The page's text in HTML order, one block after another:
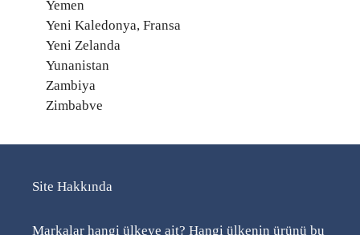
Yemen
Yeni Kaledonya, Fransa
Yeni Zelanda
Yunanistan
Zambiya
Zimbabve
Site Hakkında
Markalar hangi ülkeye ait? Hangi ülkenin ürünü bu